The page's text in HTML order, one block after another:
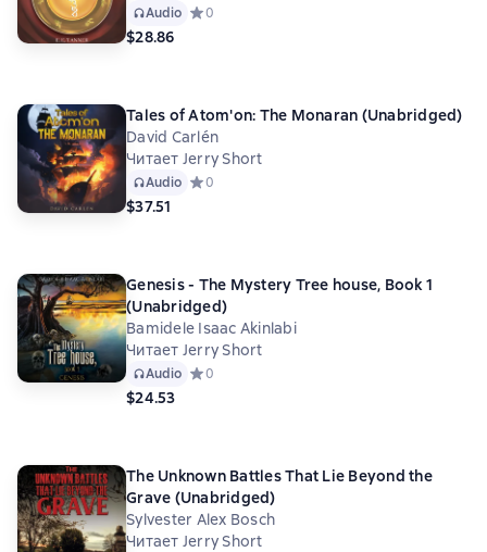
Audio Средний рейтинг 0 на основе 0 оценок
0
$28.86
Tales of Atom'on: The Monaran (Unabridged)
David Carlén
Читает Jerry Short
Audio Средний рейтинг 0 на основе 0 оценок
0
$37.51
Genesis - The Mystery Tree house, Book 1
(Unabridged)
Bamidele Isaac Akinlabi
Читает Jerry Short
Audio Средний рейтинг 0 на основе 0 оценок
0
$24.53
The Unknown Battles That Lie Beyond the
Grave (Unabridged)
Sylvester Alex Bosch
Читает Jerry Short